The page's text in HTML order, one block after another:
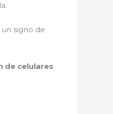
signo de
de celulares